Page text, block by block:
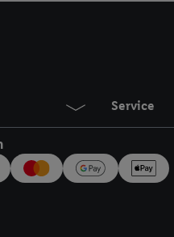
Service
mailadres en met
Onder "Aanpassen"
Door te klikken op
technieken worden
inclusief over de
trekken, vind je in onze
over de cookies die